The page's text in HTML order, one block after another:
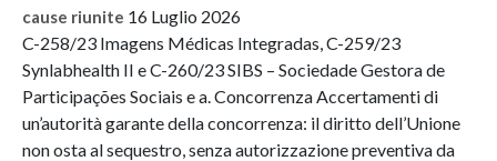
cause riunite 16 Luglio 2026
C-258/23 Imagens Médicas Integradas, C-259/23
Synlabhealth II e C-260/23 SIBS – Sociedade Gestora de
Participações Sociais e a. Concorrenza Accertamenti di
un’autorità garante della concorrenza: il diritto dell’Unione
non osta al sequestro, senza autorizzazione preventiva da